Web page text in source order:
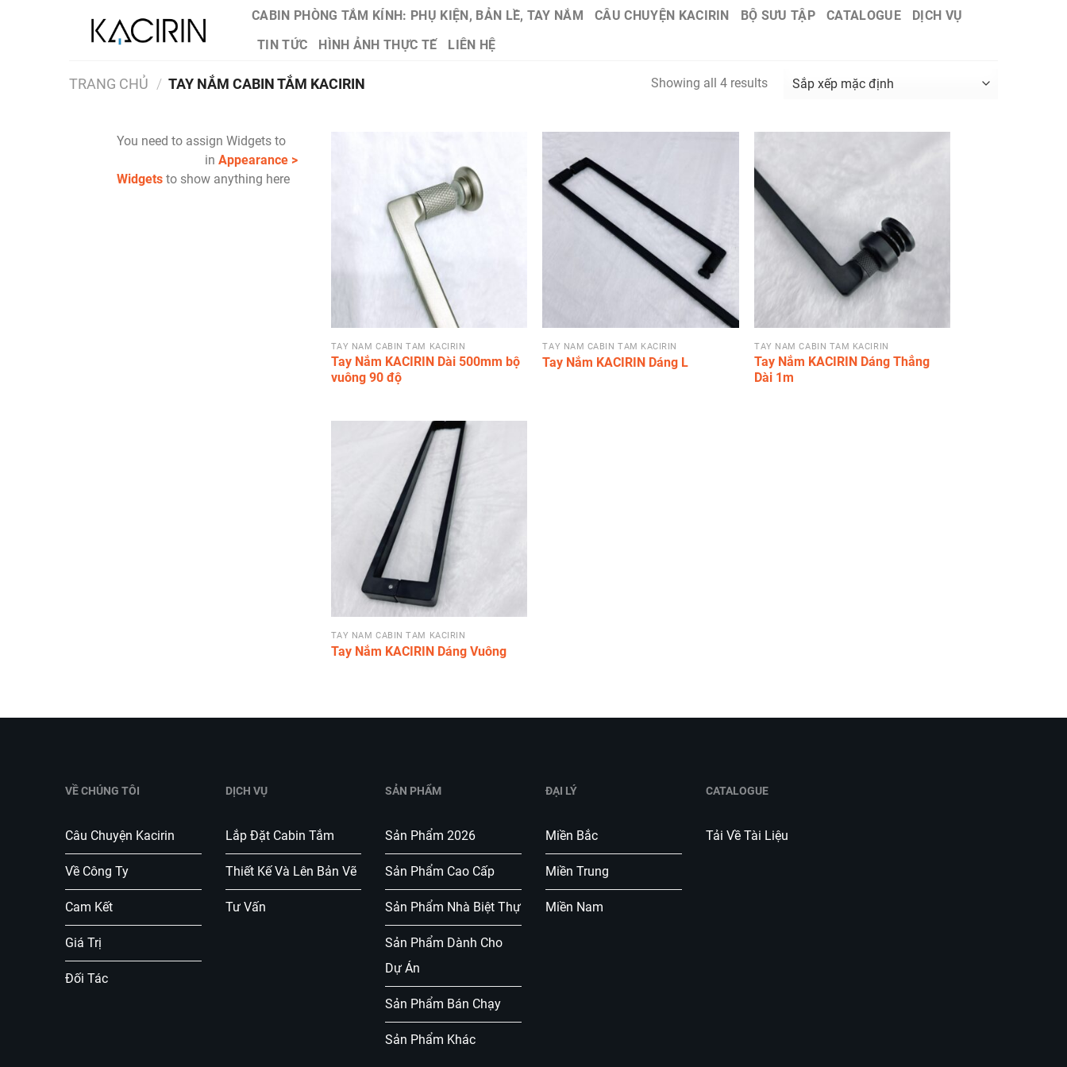
CABIN PHÒNG TẮM KÍNH: PHỤ KIỆN, BẢN LỀ, TAY NẮM CÂU CHUYỆN KACIRIN BỘ SƯU TẬP CATALOGUE
DỊCH VỤ
TIN TỨC
HÌNH ẢNH THỰC TẾ LIÊN HỆ
TRANG CHỦ / TAY NẮM CABIN TẮM KACIRIN Showing all 4 results
You need to assign Widgets to
in Appearance >
Widgets to show anything here
TAY NẮM CABIN TẮM KACIRIN
Tay Nắm KACIRIN Dài 500mm bộ
vuông 90 độ
TAY NẮM CABIN TẮM KACIRIN
Tay Nắm KACIRIN Dáng L
TAY NẮM CABIN TẮM KACIRIN
Tay Nắm KACIRIN Dáng Thẳng
Dài 1m
TAY NẮM CABIN TẮM KACIRIN
Tay Nắm KACIRIN Dáng Vuông
VỀ CHÚNG TÔI
Câu Chuyện Kacirin
Về Công Ty
Cam Kết
Giá Trị
Đối Tác
DỊCH VỤ
Lắp Đặt Cabin Tắm
Thiết Kế Và Lên Bản Vẽ
Tư Vấn
SẢN PHẨM
Sản Phẩm 2026
Sản Phẩm Cao Cấp
Sản Phẩm Nhà Biệt Thự
Sản Phẩm Dành Cho
Dự Án
Sản Phẩm Bán Chạy
Sản Phẩm Khác
ĐẠI LÝ
Miền Bắc
Miền Trung
Miền Nam
CATALOGUE
Tải Về Tài Liệu